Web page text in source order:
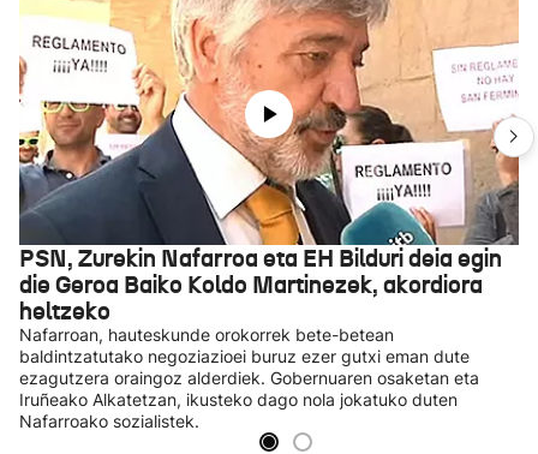
PSN, Zurekin Nafarroa eta EH Bilduri deia egin
die Geroa Baiko Koldo Martinezek, akordiora
heltzeko
Nafarroan, hauteskunde orokorrek bete-betean
baldintzatutako negoziazioei buruz ezer gutxi eman dute
ezagutzera oraingoz alderdiek. Gobernuaren osaketan eta
Iruñeako Alkatetzan, ikusteko dago nola jokatuko duten
Nafarroako sozialistek.